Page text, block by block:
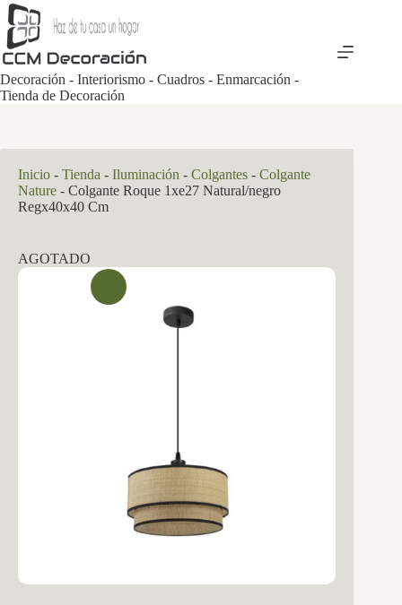
Saltar
al
contenido
Decoración - Interiorismo - Cuadros - Enmarcación -
Tienda de Decoración
Inicio - Tienda - Iluminación - Colgantes - Colgante
Nature - Colgante Roque 1xe27 Natural/negro
Regx40x40 Cm
AGOTADO